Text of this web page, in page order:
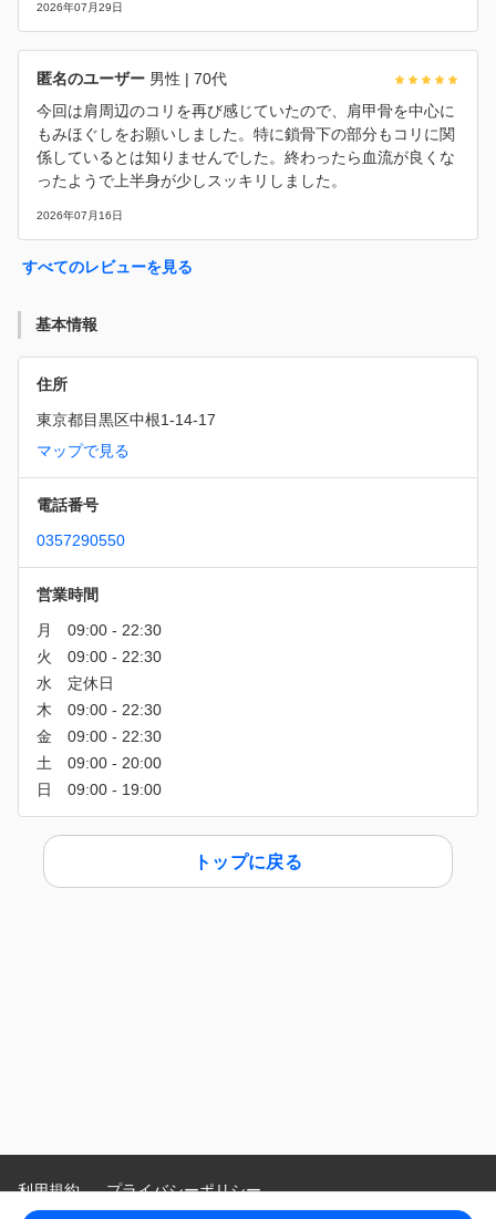
2026年07月29日
匿名のユーザー 男性 | 70代
今回は肩周辺のコリを再び感じていたので、肩甲骨を中心に
もみほぐしをお願いしました。特に鎖骨下の部分もコリに関
係しているとは知りませんでした。終わったら血流が良くな
ったようで上半身が少しスッキリしました。
2026年07月16日
すべてのレビューを見る
基本情報
住所
東京都目黒区中根1-14-17
マップで見る
電話番号
0357290550
営業時間
トップに戻る
利用規約
プライバシーポリシー